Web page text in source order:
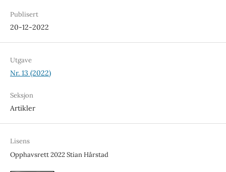
Publisert
20-12-2022
Utgave
Nr. 13 (2022)
Seksjon
Artikler
Lisens
Opphavsrett 2022 Stian Hårstad